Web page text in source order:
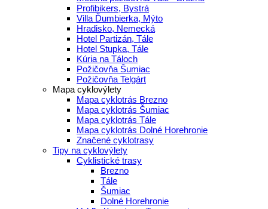
Profibikers, Bystrá
Villa Ďumbierka, Mýto
Hradisko, Nemecká
Hotel Partizán, Tále
Hotel Stupka, Tále
Kúria na Táloch
Požičovňa Šumiac
Požičovňa Telgárt
Mapa cyklovýlety
Mapa cyklotrás Brezno
Mapa cyklotrás Šumiac
Mapa cyklotrás Tále
Mapa cyklotrás Dolné Horehronie
Značené cyklotrasy
Tipy na cyklovýlety
Cyklistické trasy
Brezno
Tále
Šumiac
Dolné Horehronie